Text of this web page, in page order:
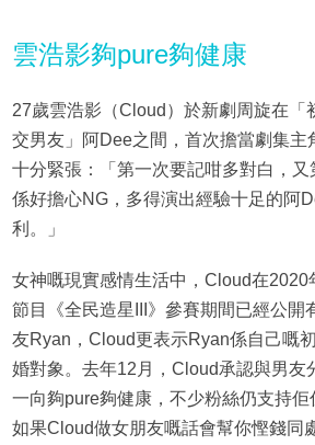
雲浩影夠pure夠健康
27歲雲浩影（Cloud）於新劇周旋在「
交男友」阿Dee之間，首次擔當劇集主
十分緊張：「第一次要記咁多對白，
係好擔心NG，多得演出經驗十足的阿
利。」
女神嘅現實感情生活中，Cloud在2020
節目《全民造星III》參賽期間已經公開
友Ryan，Cloud更表示Ryan係自己嘅
婚對象。去年12月，Cloud承認與男友
一向夠pure夠健康，不少粉絲仍支持
如果Cloud做女朋友嘅話會幫你慳錢同